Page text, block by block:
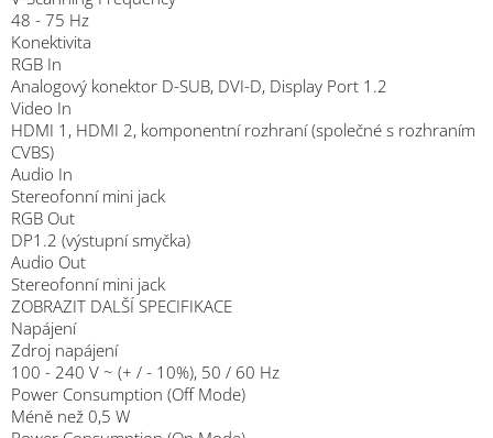
48 - 75 Hz
Konektivita
RGB In
Analogový konektor D-SUB, DVI-D, Display Port 1.2
Video In
HDMI 1, HDMI 2, komponentní rozhraní (společné s rozhraním
CVBS)
Audio In
Stereofonní mini jack
RGB Out
DP1.2 (výstupní smyčka)
Audio Out
Stereofonní mini jack
ZOBRAZIT DALŠÍ SPECIFIKACE
Napájení
Zdroj napájení
100 - 240 V ~ (+ / - 10%), 50 / 60 Hz
Power Consumption (Off Mode)
Méně než 0,5 W